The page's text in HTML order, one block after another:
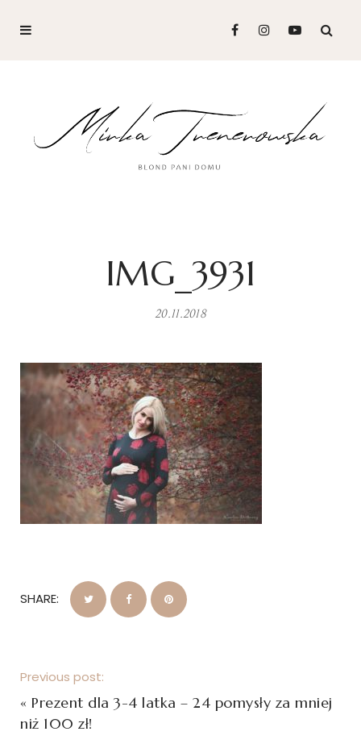
IMG_3931
20.11.2018
SHARE:
Previous post:
« Prezent dla 3-4 latka – 24 pomysły za mniej
niż 100 zł!